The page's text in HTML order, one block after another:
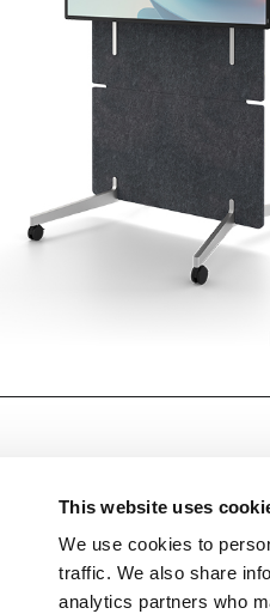
This website uses
We use cookies to
traffic. We also share
analytics partners who